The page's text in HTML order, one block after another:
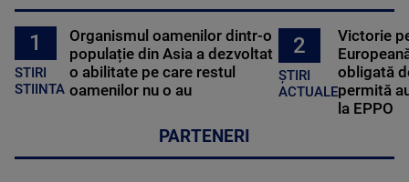
1
STIRI
STIINTA
Organismul oamenilor dintr-o
populație din Asia a dezvoltat
o abilitate pe care restul
oamenilor nu o au
2
ȘTIRI
ACTUALE
Victorie
obligată
permită
la EPPO
PARTENERI